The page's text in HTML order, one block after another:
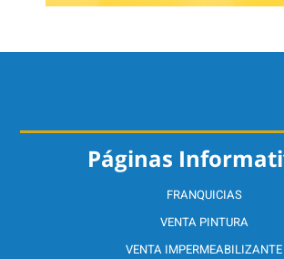
Páginas
FRANQUICIAS
VENTA PINTURA
VENTA IMPERMEABILIZANTE